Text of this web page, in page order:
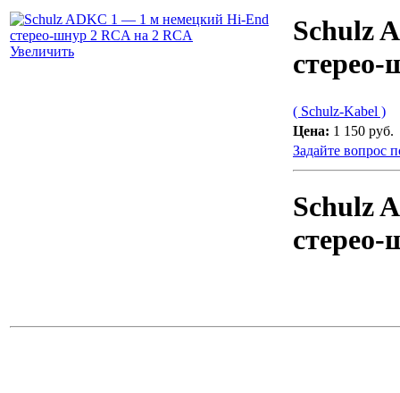
Увеличить
Schulz
( Schulz-Kabel )
Цена: 1 150 руб.
Задайте вопрос
Schulz